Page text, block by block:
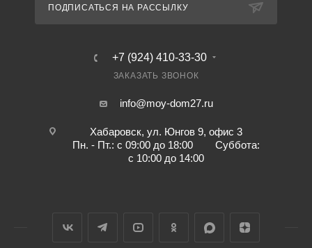
ПОДПИСАТЬСЯ НА РАССЫЛКУ
+7 (924) 410-33-30
ЗАКАЗАТЬ ЗВОНОК
info@moy-dom27.ru
Хабаровск, ул. Юнгов 9, офис 3
Пн. - Пт.: с 09:00 до 18:00 Суббота:
с 10:00 до 14:00